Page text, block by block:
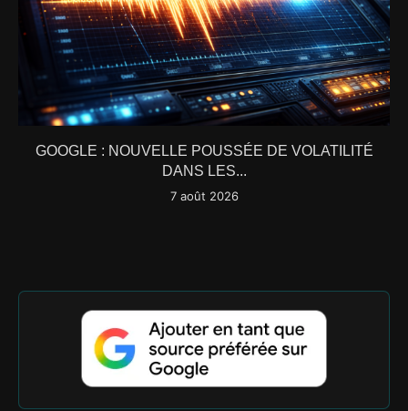
GOOGLE : NOUVELLE POUSSÉE DE VOLATILITÉ
DANS LES...
7 août 2026